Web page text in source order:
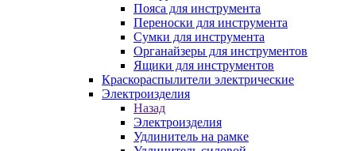
Пояса для инструмента
Переноски для инструмента
Сумки для инструмента
Органайзеры для инструментов
Ящики для инструментов
Краскораспылители электрические
Электроизделия
Назад
Электроизделия
Удлинитель на рамке